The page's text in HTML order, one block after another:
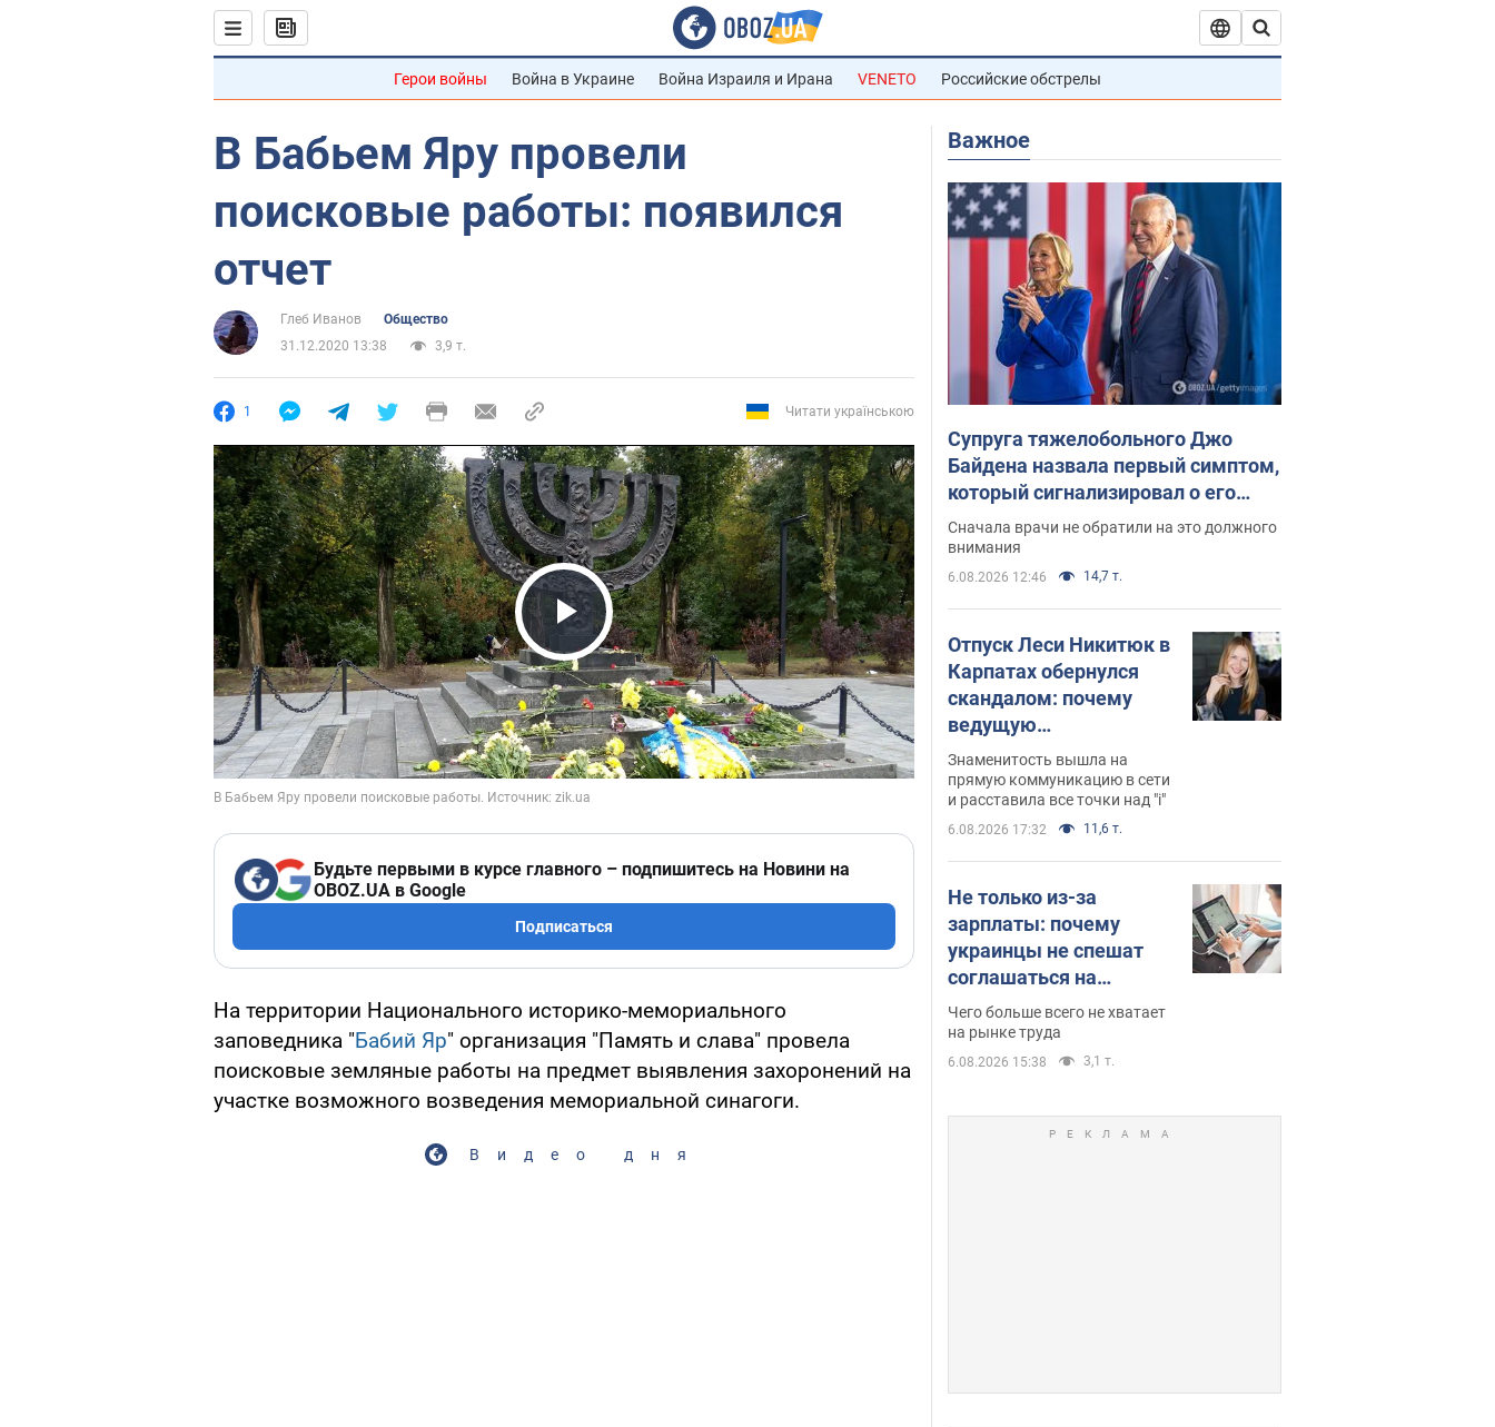
Герои войны Война в Украине Война Израиля и Ирана VENETO Российские обстрелы
В Бабьем Яру провели
поисковые работы: появился
отчет
Глеб Иванов
Общество
31.12.2020 13:38
3,9 т.
1 Читати українською
Play Video
Будьте первыми в курсе главного – подпишитесь на Новини на
OBOZ.UA в Google
Подписаться
На территории Национального историко-мемориального
заповедника "Бабий Яр" организация "Память и слава" провела
поисковые земляные работы на предмет выявления захоронений на
участке возможного возведения мемориальной синагоги.
Видео дня
Важное
Супруга тяжелобольного Джо
Байдена назвала первый симптом,
который сигнализировал о его
"агрессивном" раке
Сначала врачи не обратили на это должного
внимания
6.08.2026 12:46 14,7 т.
Отпуск Леси Никитюк в
Карпатах обернулся
скандалом: почему
ведущую
несправедливо
захейтили
Знаменитость вышла на
прямую коммуникацию в сети
и расставила все точки над "i"
6.08.2026 17:32 11,6 т.
Не только из-за
зарплаты: почему
украинцы не спешат
соглашаться на
вакансии
Чего больше всего не хватает
на рынке труда
6.08.2026 15:38 3,1 т.